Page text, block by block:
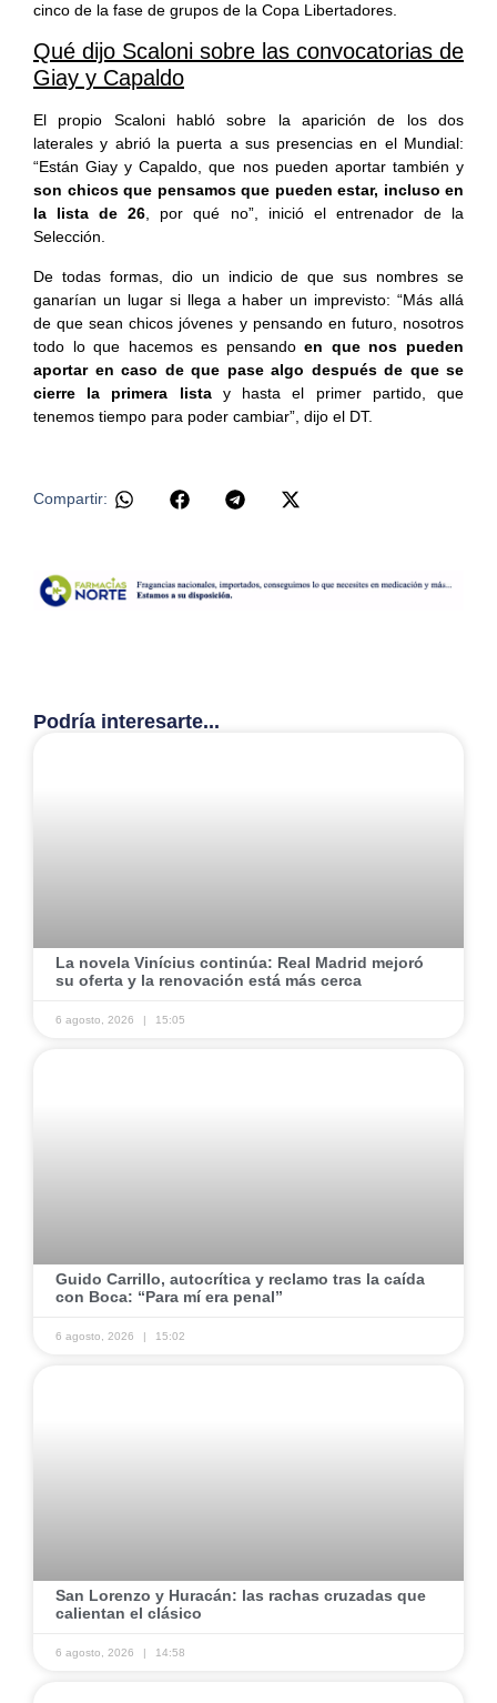
cinco de la fase de grupos de la Copa Libertadores.
Qué dijo Scaloni sobre las convocatorias de
Giay y Capaldo
El propio Scaloni habló sobre la aparición de los dos
laterales y abrió la puerta a sus presencias en el Mundial:
“Están Giay y Capaldo, que nos pueden aportar también y
son chicos que pensamos que pueden estar, incluso en
la lista de 26, por qué no”, inició el entrenador de la
Selección.
De todas formas, dio un indicio de que sus nombres se
ganarían un lugar si llega a haber un imprevisto: “Más allá
de que sean chicos jóvenes y pensando en futuro, nosotros
todo lo que hacemos es pensandoen que nos pueden
aportar en caso de que pase algo después de que se
cierre la primera lista y hasta el primer partido, que
tenemos tiempo para poder cambiar”, dijo el DT.
Compartir:
Podría interesarte...
​La novela Vinícius continúa: Real Madrid mejoró
su oferta y la renovación está más cerca
6 agosto, 2026 15:05
​Guido Carrillo, autocrítica y reclamo tras la caída
con Boca: “Para mí era penal”
6 agosto, 2026 15:02
​San Lorenzo y Huracán: las rachas cruzadas que
calientan el clásico
6 agosto, 2026 14:58